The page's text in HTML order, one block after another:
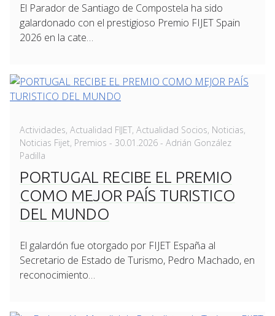
El Parador de Santiago de Compostela ha sido
galardonado con el prestigioso Premio FIJET Spain
2026 en la cate…
Actividades, Actualidad FIJET, Actualidad Socios, Noticias,
Noticias Fijet, Premios - Posted
30.01.2026 - Adrián González
Padilla
PORTUGAL RECIBE EL PREMIO
COMO MEJOR PAÍS TURISTICO
DEL MUNDO
El galardón fue otorgado por FIJET España al
Secretario de Estado de Turismo, Pedro Machado, en
reconocimiento…